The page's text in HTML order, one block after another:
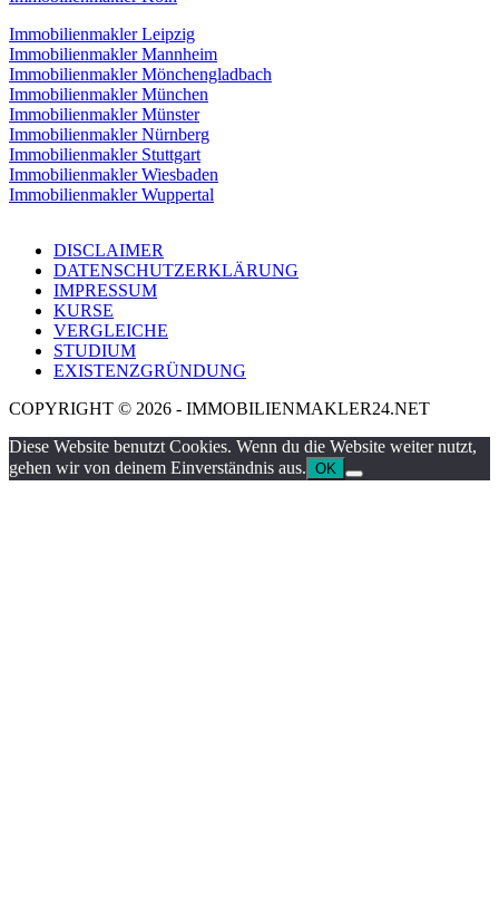
Immobilienmakler Leipzig
Immobilienmakler Mannheim
Immobilienmakler Mönchengladbach
Immobilienmakler München
Immobilienmakler Münster
Immobilienmakler Nürnberg
Immobilienmakler Stuttgart
Immobilienmakler Wiesbaden
Immobilienmakler Wuppertal
DISCLAIMER
DATENSCHUTZERKLÄRUNG
IMPRESSUM
KURSE
VERGLEICHE
STUDIUM
EXISTENZGRÜNDUNG
COPYRIGHT © 2026 - IMMOBILIENMAKLER24.NET
Diese Website benutzt Cookies. Wenn du die Website weiter nutzt,
gehen wir von deinem Einverständnis aus. OK